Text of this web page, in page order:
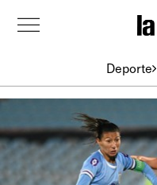
Deporte